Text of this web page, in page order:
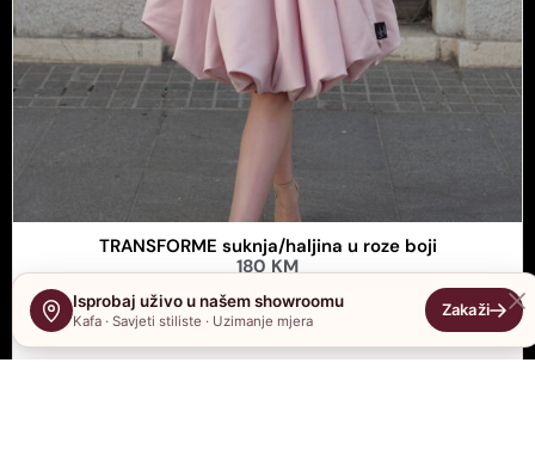
TRANSFORME suknja/haljina u roze boji
180KM
DODAJ U KORPU
Isprobaj uživo u našem showroomu
Kafa · Savjeti stiliste · Uzimanje mjera